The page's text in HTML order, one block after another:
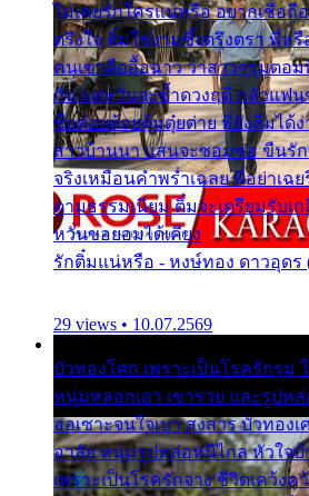
ไม่เคยรักใครแน่หรือ อยากเชื่อ
ตรึงใจ ติ๋มใช่งามซึ้งตรึงตรา พี่ห
คนเขาลืออื้อฉาว ว่าสาวๆรุมตอ
กัน แต่หวั่นจะช้ำดวงฤดี กลัวแฟ
ชื่อต๋อยต้อยตุ้มตุ๋ยต่าย พี่ยังลืมได้ง่
สาวบ้านนา แสนจะซอมซ่อ ขืนรั
จริงเหมือนคำพร่ำเฉลย พี่อย่าเ
ตามธรรมเนียม ติ๋มจะเตรียมรับเ
หวั่นขอยอมได้เคียง
รักติ๋มแน่หรือ - หงษ์ทอง ดาวอุดร
29 views • 10.07.2569
บัวทองโศก เพราะเป็นโรครักรุ
หนุ่มหลอกเอา เขารวย และรูปห
ออเซาะจนใจเบา สงสาร บัวทองเ
อาลัย หนุ่มรูปหล่อหนีไกล หัวใจบั
เพราะเป็นโรครักจาง ชีวิตเคว้งค